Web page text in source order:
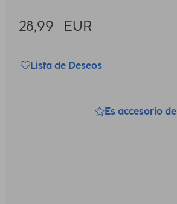
28,99 EUR
Lista de Deseos
Es accesorio de